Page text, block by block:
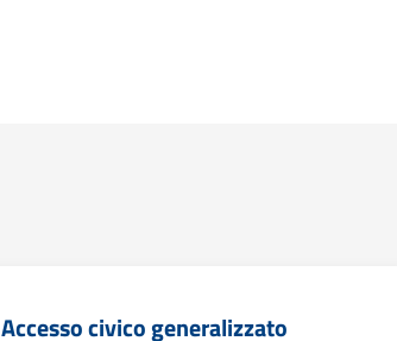
Accesso civico generalizzato